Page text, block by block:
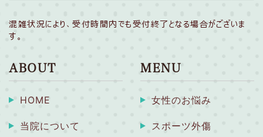
混雑状況により、受付時間内でも受付終了となる場合がございま
す。
ABOUT
HOME
当院について
MENU
女性のお悩み
スポーツ外傷